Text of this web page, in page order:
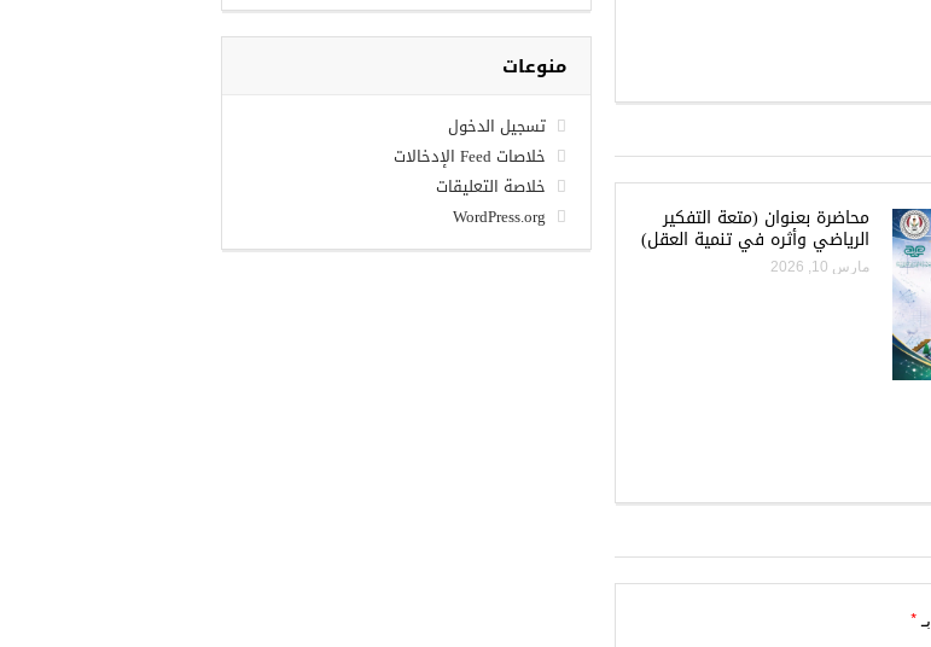
محاضرة بعنوان (متعة التفكير
الرياضي وأثره في تنمية العقل)
مارس 10, 2026
*
منوعات
تسجيل الدخول
خلاصات Feed الإدخالات
خلاصة التعليقات
WordPress.org